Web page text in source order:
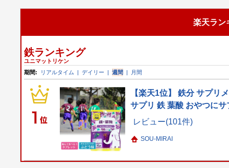
楽天ラン
鉄ランキング
ユニマットリケン
期間:
リアルタイム |デイリー |週間 | 月間
【楽天1位】 鉄分 サプリ
サプリ 鉄 葉酸 おやつに
レビュー(101件)
SOU-MIRAI